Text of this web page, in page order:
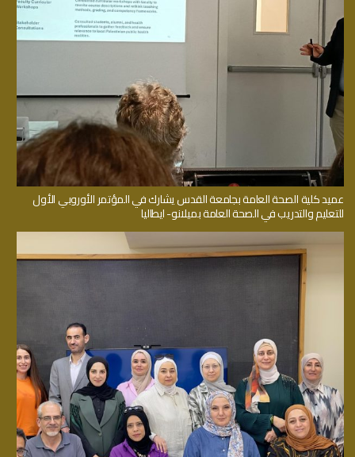
عميد كلية الصحة العامة بجامعة القدس يشارك في المؤتمر الأوروبي الأول
للتعليم والتدريب في الصحة العامة بميلانو- ايطاليا